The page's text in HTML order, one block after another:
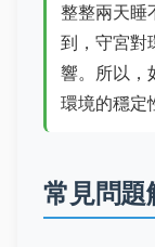
整整兩天睡
到，守宮對
響。所以，
環境的穩定
常見問題